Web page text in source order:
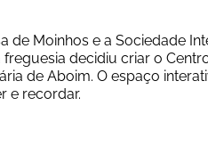
Moinhos e a Sociedade
decidiu criar o
de Aboim. O espaço
e recordar.